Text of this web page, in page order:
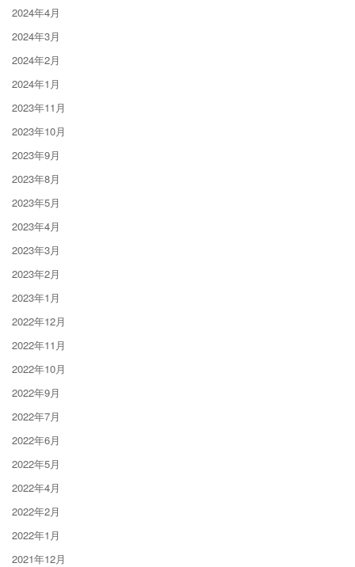
2024年4月
2024年3月
2024年2月
2024年1月
2023年11月
2023年10月
2023年9月
2023年8月
2023年5月
2023年4月
2023年3月
2023年2月
2023年1月
2022年12月
2022年11月
2022年10月
2022年9月
2022年7月
2022年6月
2022年5月
2022年4月
2022年2月
2022年1月
2021年12月